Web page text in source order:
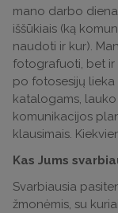
mano darbo
iššūkiais (ką
naudoti ir kur).
fotografuoti, bet ir
po fotosesijų
katalogams,
komunikacijos
klausimais.
Kas Jums
Svarbiausia
žmonėmis, su